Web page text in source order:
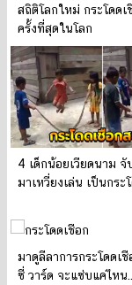
สถิติโลกใหม่ กระโดดเ
ครั้งที่สุดในโลก
4 เด็กน้อยเวียดนาม จั
มาเหวี่ยงเล่น เป็นกระ
มาดูลีลาการกระโดดเ
ซี่ วาร์ด จะแซ่บแค่ไหน...